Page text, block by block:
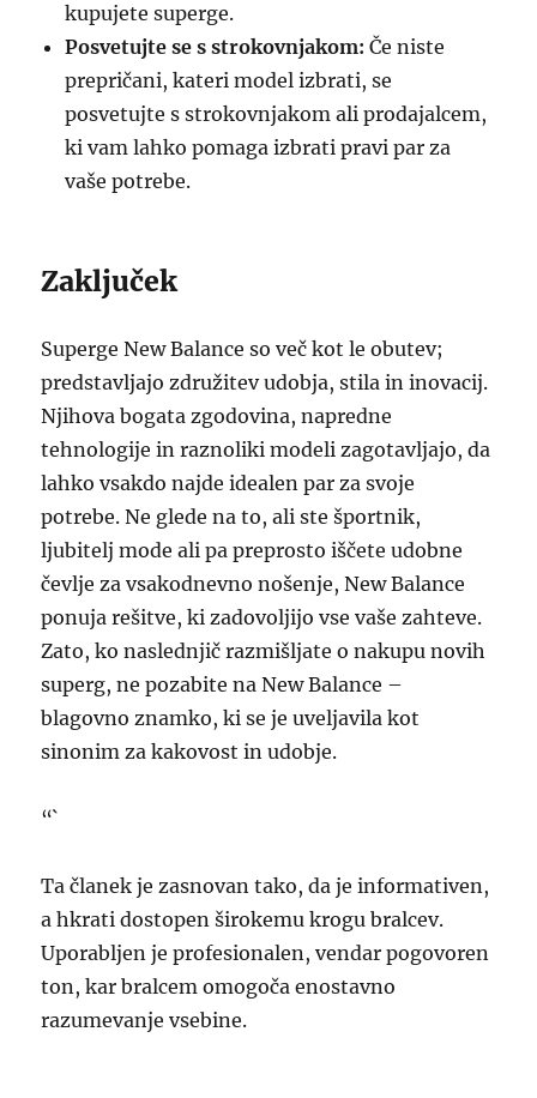
kupujete superge.
Posvetujte se s strokovnjakom: Če niste
prepričani, kateri model izbrati, se
posvetujte s strokovnjakom ali prodajalcem,
ki vam lahko pomaga izbrati pravi par za
vaše potrebe.
Zaključek
Superge New Balance so več kot le obutev;
predstavljajo združitev udobja, stila in inovacij.
Njihova bogata zgodovina, napredne
tehnologije in raznoliki modeli zagotavljajo, da
lahko vsakdo najde idealen par za svoje
potrebe. Ne glede na to, ali ste športnik,
ljubitelj mode ali pa preprosto iščete udobne
čevlje za vsakodnevno nošenje, New Balance
ponuja rešitve, ki zadovoljijo vse vaše zahteve.
Zato, ko naslednjič razmišljate o nakupu novih
superg, ne pozabite na New Balance –
blagovno znamko, ki se je uveljavila kot
sinonim za kakovost in udobje.
“`
Ta članek je zasnovan tako, da je informativen,
a hkrati dostopen širokemu krogu bralcev.
Uporabljen je profesionalen, vendar pogovoren
ton, kar bralcem omogoča enostavno
razumevanje vsebine.